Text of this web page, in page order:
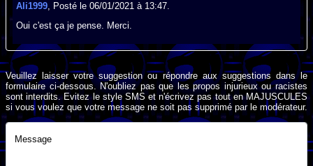
Ali1999, Posté le 06/01/2021 à 13:47.
Oui c'est ça je pense. Merci.
Veuillez laisser votre suggestion ou répondre aux suggestions dans le
formulaire ci-dessous. N'oubliez pas que les propos injurieux ou racistes
sont interdits. Evitez le style SMS et n'écrivez pas tout en MAJUSCULES
si vous voulez que votre message ne soit pas supprimé par le modérateur.
Message